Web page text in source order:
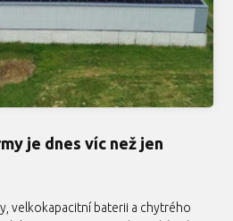
je dnes víc než jen
velkokapacitní baterii a chytrého